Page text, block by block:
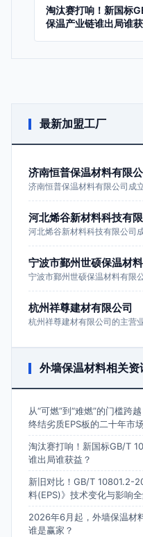
淘汰赛打响！新国标
保温产业链谁出局谁
最新加盟工厂
济南恒普保温材料有限
济南恒普保温材料有限公司成
河北烯谷新材料科技有
河北烯谷新材料科技有限公司
宁波市鄞州世硕保温材
宁波市鄞州世硕保温材料有限
杭州祥尊建材有限公司
杭州祥尊建材有限公司的主营
外墙保温材料相关资
从“可燃”到“难燃”的门槛跨
终结劣质EPS板的二十年市
淘汰赛打响！新国标GB/T
谁出局谁获益？
新旧对比！GB/T 10801.2-
料(EPS)》技术变化与影响
2026年6月起，外墙保温材
谁是赢家？